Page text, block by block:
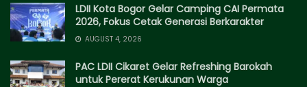
LDII Kota Bogor Gelar Camping CAI Permata
2026, Fokus Cetak Generasi Berkarakter
AUGUST 4, 2026
PAC LDII Cikaret Gelar Refreshing Barokah
untuk Pererat Kerukunan Warga